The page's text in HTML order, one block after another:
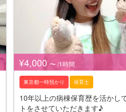
¥4,000 〜 /1時間
東京都一時預かり 保育士
10年以上の病棟保育歴を活かし
トをさせていただきます♪